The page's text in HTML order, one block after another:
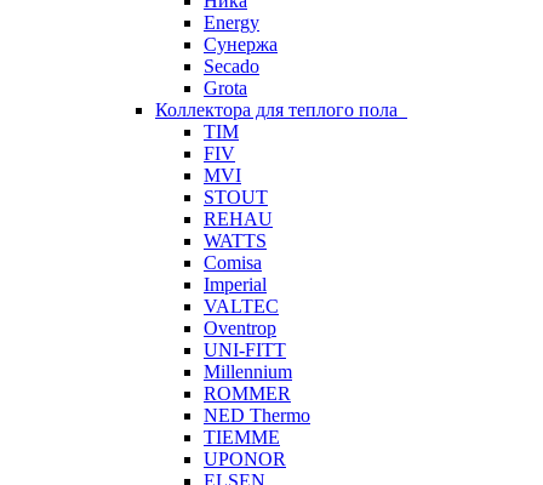
Energy
Сунержа
Secado
Grota
Коллектора для теплого пола
TIM
FIV
MVI
STOUT
REHAU
WATTS
Comisa
Imperial
VALTEC
Oventrop
UNI-FITT
Millennium
ROMMER
NED Thermo
TIEMME
UPONOR
ELSEN